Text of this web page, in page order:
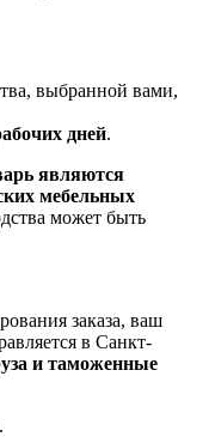
выбранной вами,
дней.
являются
мебельных
может быть
заказа, ваш
в Санкт-
и таможенные
.